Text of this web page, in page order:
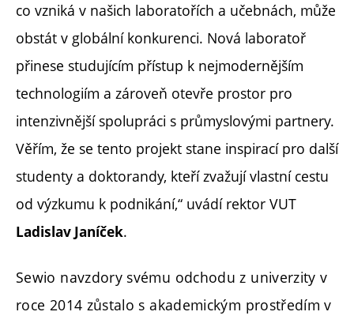
co vzniká v našich laboratořích a učebnách, může
obstát v globální konkurenci. Nová laboratoř
přinese studujícím přístup k nejmodernějším
technologiím a zároveň otevře prostor pro
intenzivnější spolupráci s průmyslovými partnery.
Věřím, že se tento projekt stane inspirací pro další
studenty a doktorandy, kteří zvažují vlastní cestu
od výzkumu k podnikání,“ uvádí rektor VUT
Ladislav Janíček.
Sewio navzdory svému odchodu z univerzity v
roce 2014 zůstalo s akademickým prostředím v